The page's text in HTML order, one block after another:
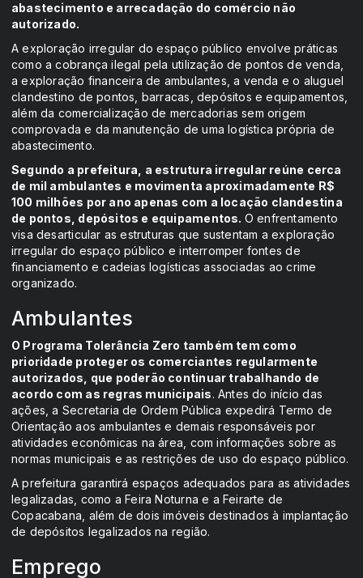
abastecimento e arrecadação do comércio não
autorizado.
A exploração irregular do espaço público envolve práticas
como a cobrança ilegal pela utilização de pontos de venda,
a exploração financeira de ambulantes, a venda e o aluguel
clandestino de pontos, barracas, depósitos e equipamentos,
além da comercialização de mercadorias sem origem
comprovada e da manutenção de uma logística própria de
abastecimento.
Segundo a prefeitura, a estrutura irregular reúne cerca
de mil ambulantes e movimenta aproximadamente R$
100 milhões por ano apenas com a locação clandestina
de pontos, depósitos e equipamentos. O enfrentamento
visa desarticular as estruturas que sustentam a exploração
irregular do espaço público e interromper fontes de
financiamento e cadeias logísticas associadas ao crime
organizado.
Ambulantes
O Programa Tolerância Zero também tem como
prioridade proteger os comerciantes regularmente
autorizados, que poderão continuar trabalhando de
acordo com as regras municipais. Antes do início das
ações, a Secretaria de Ordem Pública expedirá Termo de
Orientação aos ambulantes e demais responsáveis por
atividades econômicas na área, com informações sobre as
normas municipais e as restrições de uso do espaço público.
A prefeitura garantirá espaços adequados para as atividades
legalizadas, como a Feira Noturna e a Feirarte de
Copacabana, além de dois imóveis destinados à implantação
de depósitos legalizados na região.
Emprego